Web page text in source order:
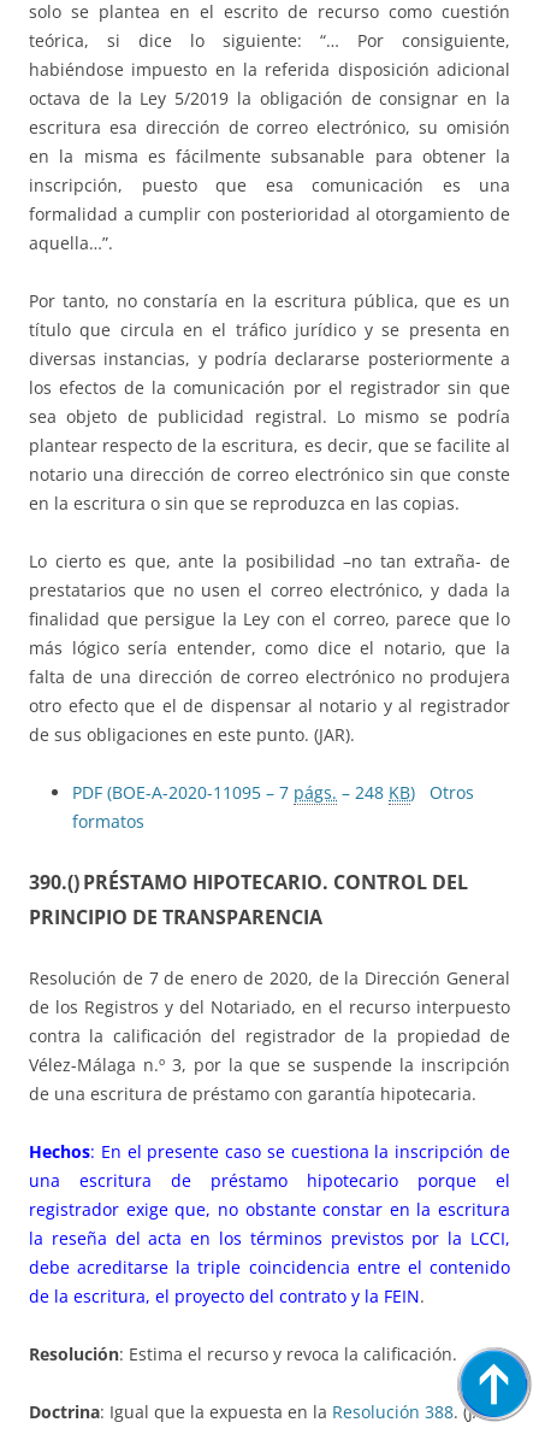
solo se plantea en el escrito de recurso como cuestión
teórica, si dice lo siguiente: “… Por consiguiente,
habiéndose impuesto en la referida disposición adicional
octava de la Ley 5/2019 la obligación de consignar en la
escritura esa dirección de correo electrónico, su omisión
en la misma es fácilmente subsanable para obtener la
inscripción, puesto que esa comunicación es una
formalidad a cumplir con posterioridad al otorgamiento de
aquella…”.
Por tanto, no constaría en la escritura pública, que es un
título que circula en el tráfico jurídico y se presenta en
diversas instancias, y podría declararse posteriormente a
los efectos de la comunicación por el registrador sin que
sea objeto de publicidad registral. Lo mismo se podría
plantear respecto de la escritura, es decir, que se facilite al
notario una dirección de correo electrónico sin que conste
en la escritura o sin que se reproduzca en las copias.
Lo cierto es que, ante la posibilidad –no tan extraña- de
prestatarios que no usen el correo electrónico, y dada la
finalidad que persigue la Ley con el correo, parece que lo
más lógico sería entender, como dice el notario, que la
falta de una dirección de correo electrónico no produjera
otro efecto que el de dispensar al notario y al registrador
de sus obligaciones en este punto. (JAR).
PDF (BOE-A-2020-11095 – 7 págs. – 248 KB)
Otros
formatos
390.()PRÉSTAMO HIPOTECARIO. CONTROL DEL
PRINCIPIO DE TRANSPARENCIA
Resolución de 7 de enero de 2020, de la Dirección General
de los Registros y del Notariado, en el recurso interpuesto
contra la calificación del registrador de la propiedad de
Vélez-Málaga n.º 3, por la que se suspende la inscripción
de una escritura de préstamo con garantía hipotecaria.
Hechos: En el presente caso se cuestiona la inscripción de
una escritura de préstamo hipotecario porque el
registrador exige que, no obstante constar en la escritura
la reseña del acta en los términos previstos por la LCCI,
debe acreditarse la triple coincidencia entre el contenido
de la escritura, el proyecto del contrato y la FEIN.
Resolución: Estima el recurso y revoca la calificación.
Doctrina: Igual que la expuesta en la Resolución 388. (JAR)